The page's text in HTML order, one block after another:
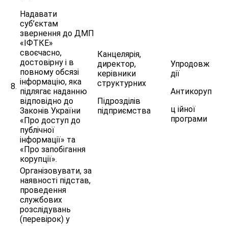
8.
Надавати
суб’єктам
звернення до ДМП
«ІФТКЕ»
своєчасно,
достовірну і в
повному обсязі
інформацію, яка
підлягає наданню
відповідно до
Законів України
«Про доступ до
публічної
інформації» та
«Про запобігання
корупції».
Канцелярія,
директор,
керівники
структурних
Підрозділів
підприємства
Упродовж
дії
Антикоруп
ц ійної
програми
Організовувати, за
наявності підстав,
проведення
службових
розслідувань
(перевірок) у